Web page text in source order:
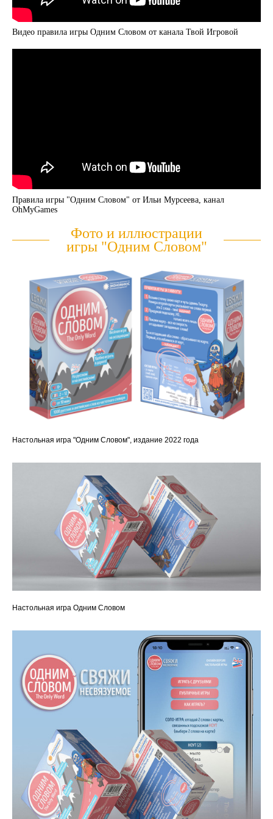
Видео правила игры Одним Словом от канала Твой Игровой
Правила игры "Одним Словом" от Ильи Мурсеева, канал
OhMyGames
Фото и иллюстрации
игры "Одним Словом"
Настольная игра "Одним Словом", издание 2022 года
Настольная игра Одним Словом